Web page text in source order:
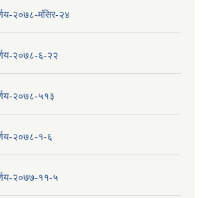
२०७८-मंसिर-२४
२०७८-६-२२
२०७८-५१३
२०७८-१-६
२०७७-११-५